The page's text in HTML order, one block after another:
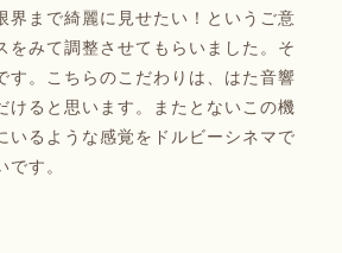
界まで綺麗に見せたい！というご意
をみて調整させてもらいました。そ
す。こちらのこだわりは、はた音響
けると思います。またとないこの機
いるような感覚をドルビーシネマで
す。